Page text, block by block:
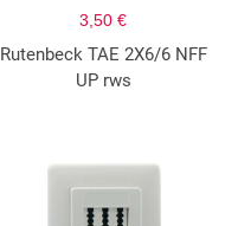
3,50 €
Rutenbeck TAE 2X6/6 NFF
UP rws